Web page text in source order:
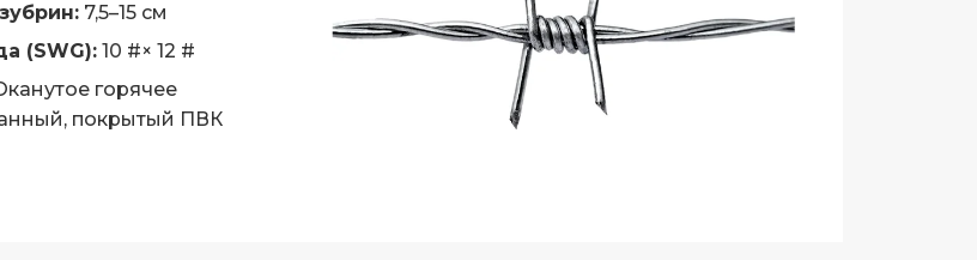
7,5–15 см
(SWG): 10 #× 12 #
горячее
покрытый ПВК